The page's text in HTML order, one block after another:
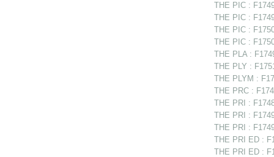
THE PIC :
THE PIC :
THE PIC :
THE PIC :
THE PLA :
THE PLY :
THE PLYM :
THE PRC :
THE PRI :
THE PRI :
THE PRI :
THE PRI ED :
THE PRI ED :